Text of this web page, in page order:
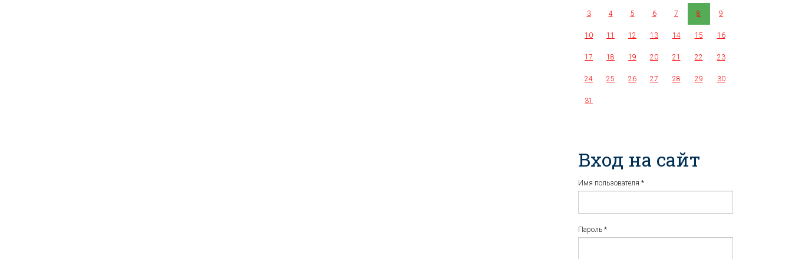
3 4 5 6 7 8 9
10 11 12 13 14 15 16
17 18 19 20 21 22 23
24 25 26 27 28 29 30
31
Вход на сайт
Имя пользователя *
Пароль *